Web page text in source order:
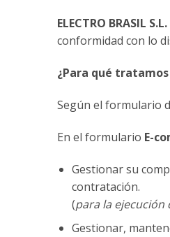
ELECTRO BRASIL S.L.
conformidad con lo
¿Para qué
Según el formulario
En el formulario E-
Gestionar su
contratación.
(para la ejecución
Gestionar,